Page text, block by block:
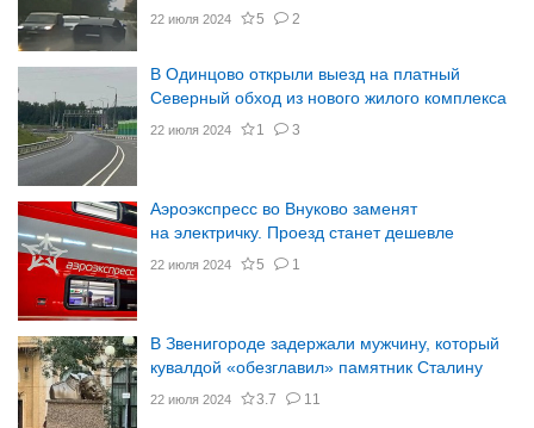
22 июля 2024 5 2
В Одинцово открыли выезд на платный
Северный обход из нового жилого комплекса
22 июля 2024 1 3
Аэроэкспресс во Внуково заменят
на электричку. Проезд станет дешевле
22 июля 2024 5 1
В Звенигороде задержали мужчину, который
кувалдой «обезглавил» памятник Сталину
22 июля 2024 3.7 11